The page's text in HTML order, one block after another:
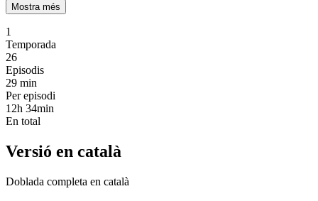
Mostra més
1
Temporada
26
Episodis
29 min
Per episodi
12h 34min
En total
Versió en català
Doblada completa en català